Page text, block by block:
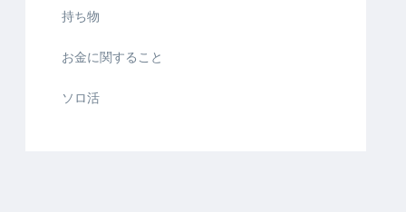
持ち物
お金に関すること
ソロ活